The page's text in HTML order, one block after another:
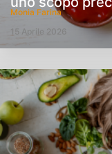
Monia Farina
15 Aprile 2026